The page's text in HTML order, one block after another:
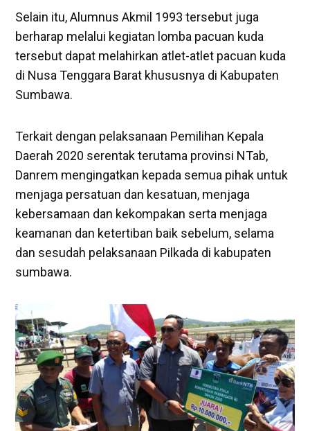
Selain itu, Alumnus Akmil 1993 tersebut juga
berharap melalui kegiatan lomba pacuan kuda
tersebut dapat melahirkan atlet-atlet pacuan kuda
di Nusa Tenggara Barat khususnya di Kabupaten
Sumbawa.
Terkait dengan pelaksanaan Pemilihan Kepala
Daerah 2020 serentak terutama provinsi NTab,
Danrem mengingatkan kepada semua pihak untuk
menjaga persatuan dan kesatuan, menjaga
kebersamaan dan kekompakan serta menjaga
keamanan dan ketertiban baik sebelum, selama
dan sesudah pelaksanaan Pilkada di kabupaten
sumbawa.